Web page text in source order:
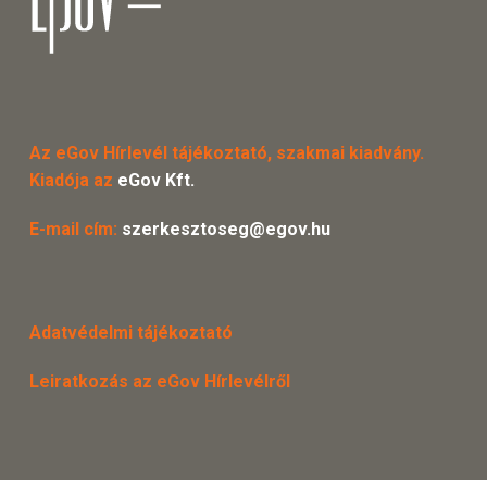
Az eGov Hírlevél tájékoztató, szakmai kiadvány.
Kiadója az eGov Kft.
E-mail cím: szerkesztoseg@egov.hu
Adatvédelmi tájékoztató
Leiratkozás az eGov Hírlevélről